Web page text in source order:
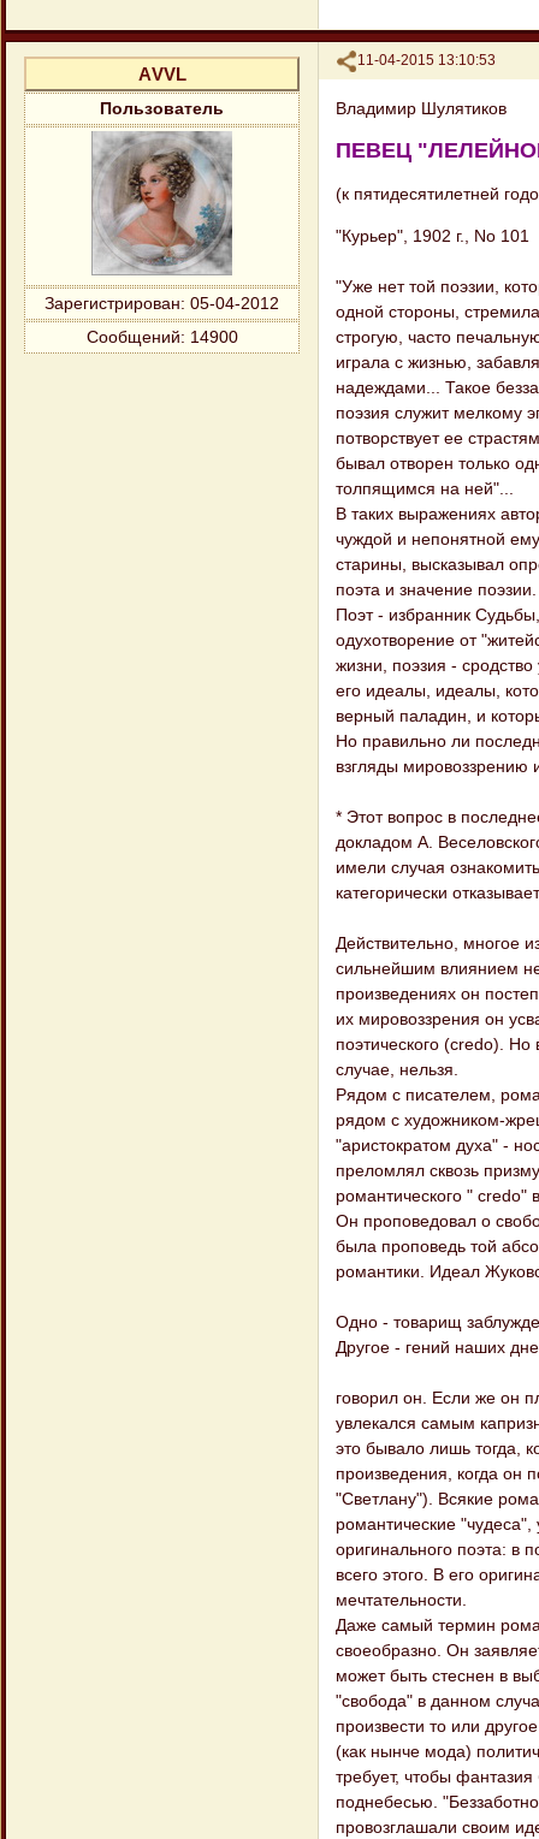
Поделиться
11-04-2015 13:10:53
АVVL
Пользователь
Зарегистрирован: 05-04-2012
Сообщений: 14900
Владимир Шулятиков
ПЕВЕЦ
(к пятидесятилетней
"Курьер", 1902 г., No 101
"Уже нет той поэзии,
одной стороны,
строгую, часто
играла с жизнью,
надеждами... Такое
поэзия служит мелкому
потворствует ее
бывал отворен только
толпящимся на ней"...
В таких выражениях
чуждой и непонятной
старины, высказывал
поэта и значение поэзии.
Поэт - избранник
одухотворение от
жизни, поэзия -
его идеалы, идеалы,
верный паладин, и
Но правильно ли
взгляды мировоззрению
* Этот вопрос в
докладом А.
имели случая
категорически
Действительно, многое
сильнейшим влиянием
произведениях он
их мировоззрения он
поэтического (credo). Но
случае, нельзя.
Рядом с писателем,
рядом с художником-
"аристократом духа" -
преломлял сквозь
романтического " credo"
Он проповедовал о
была проповедь той
романтики. Идеал
Одно - товарищ
Другое - гений наших
говорил он. Если же он
увлекался самым
это бывало лишь тогда,
произведения, когда он
"Светлану"). Всякие
романтические
оригинального поэта: в
всего этого. В его
мечтательности.
Даже самый термин
своеобразно. Он
может быть стеснен в
"свобода" в данном
произвести то или
(как нынче мода)
требует, чтобы
поднебесью.
провозглашали своим